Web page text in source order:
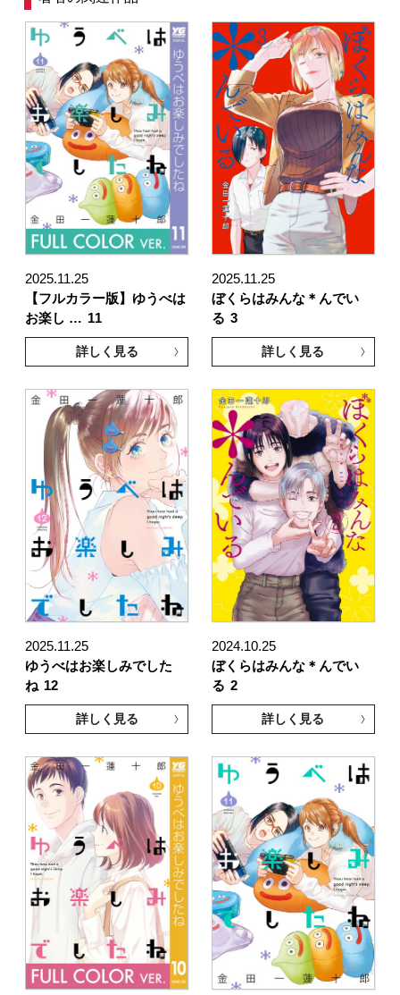
2025.11.25
【フルカラー版】ゆうべは
お楽し … 11
詳しく見る
2025.11.25
ぼくらはみんな＊んでい
る 3
詳しく見る
2025.11.25
ゆうべはお楽しみでした
ね 12
詳しく見る
2024.10.25
ぼくらはみんな＊んでい
る 2
詳しく見る